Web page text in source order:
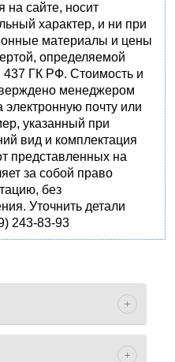
сайте, носит
характер, и ни при
материалы и цены
определяемой
ГК РФ. Стоимость и
менеджером
почту или
указанный при
вид и комплектация
представленных на
за собой право
без
Уточнить детали
243-83-93